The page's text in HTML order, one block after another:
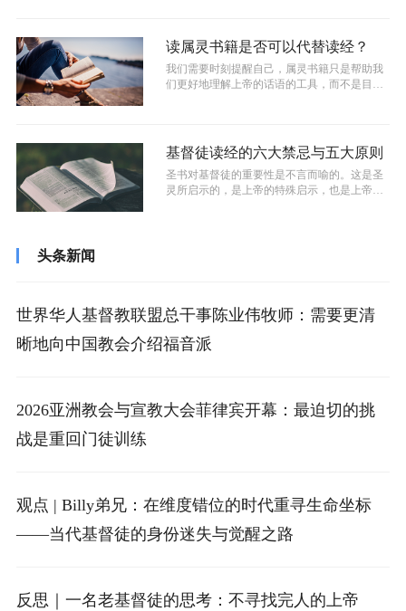
读属灵书籍是否可以代替读经？
我们需要时刻提醒自己，属灵书籍只是帮助我
们更好地理解上帝的话语的工具，而不是目的
基督徒读经的六大禁忌与五大原则
​圣书对基督徒的重要性是不言而喻的。这是圣
灵所启示的，是上帝的特殊启示，也是上帝的
头条新闻
世界华人基督教联盟总干事陈业伟牧师：需要更清
晰地向中国教会介绍福音派
2026亚洲教会与宣教大会菲律宾开幕：最迫切的挑
战是重回门徒训练
观点 | Billy弟兄：在维度错位的时代重寻生命坐标
——当代基督徒的身份迷失与觉醒之路
反思｜一名老基督徒的思考：不寻找完人的上帝